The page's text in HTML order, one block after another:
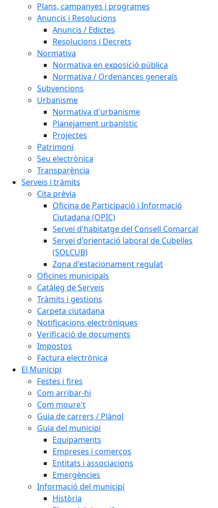
Plans, campanyes i programes
Anuncis i Resolucions
Anuncis / Edictes
Resolucions i Decrets
Normativa
Normativa en exposició pública
Normativa / Ordenances generals
Subvencions
Urbanisme
Normativa d'urbanisme
Planejament urbanístic
Projectes
Patrimoni
Seu electrònica
Transparència
Serveis i tràmits
Cita prèvia
Oficina de Participació i Informació
Ciutadana (OPIC)
Servei d'habitatge del Consell Comarcal
Servei d'orientació laboral de Cubelles
(SOLCUB)
Zona d'estacionament regulat
Oficines municipals
Catàleg de Serveis
Tràmits i gestions
Carpeta ciutadana
Notificacions electròniques
Verificació de documents
Impostos
Factura electrònica
El Municipi
Festes i fires
Com arribar-hi
Com moure't
Guia de carrers / Plànol
Guia del municipi
Equipaments
Empreses i comerços
Entitats i associacions
Emergències
Informació del municipi
Història